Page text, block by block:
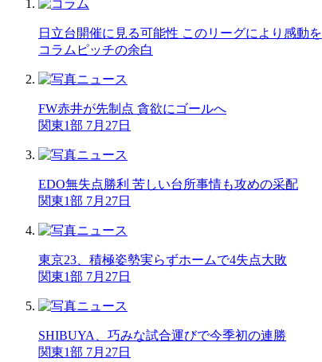
日立台開催に見る可能性 このリーグにより感動を
コラム ピッチの余白
FW赤井が先制点 貪欲にゴールへ
関東1部 7月27日
EDO無失点勝利 苦しい台所事情も攻めの采配
関東1部 7月27日
東京23、積極姿勢実らずホームで4失点大敗
関東1部 7月27日
SHIBUYA、巧みな試合運びで今季初の連勝
関東1部 7月27日